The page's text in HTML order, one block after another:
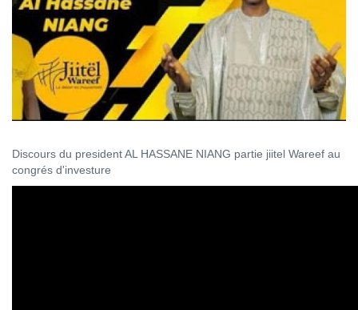
Discours du president AL HASSANE NIANG partie jiitel Wareef au
congrés d'investure